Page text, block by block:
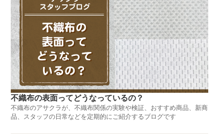
不織布の表面ってどうなっているの？
不織布のアサクラが、不織布関係の実験や検証、おすすめ商品、新商
品、スタッフの日常などを定期的にご紹介するブログです